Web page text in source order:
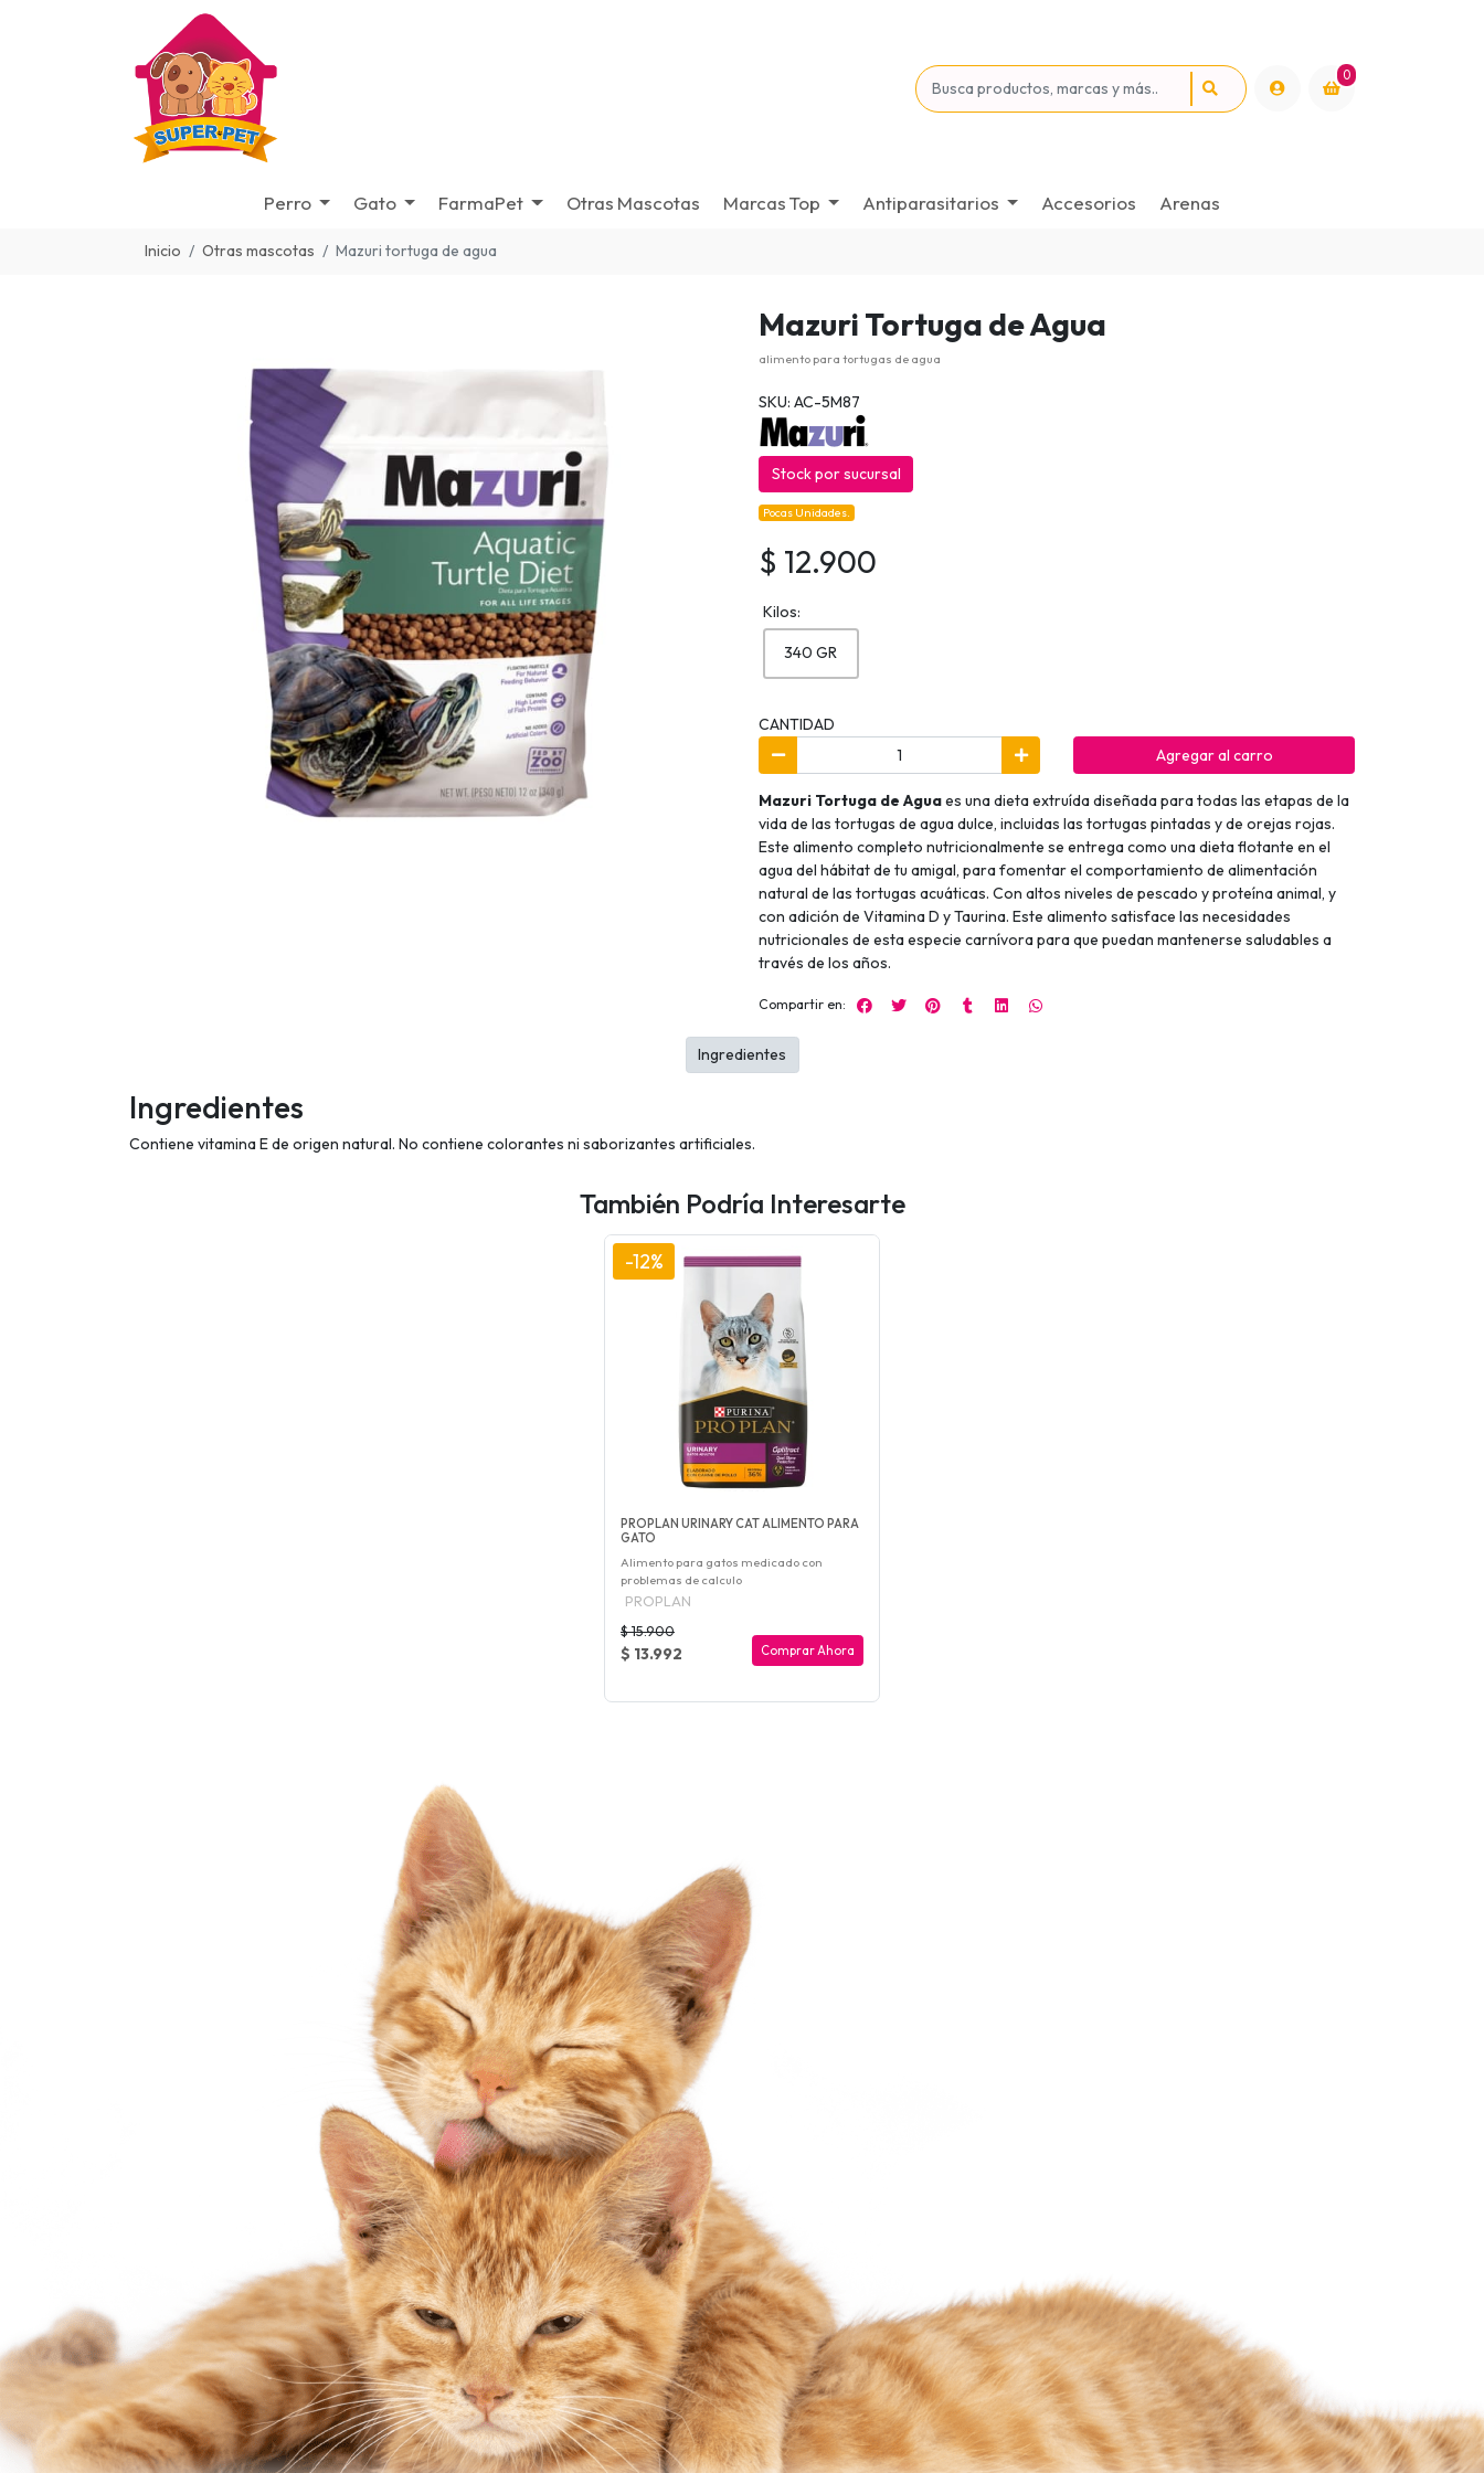
0
Perro Gato FarmaPet Otras Mascotas Marcas Top Antiparasitarios Accesorios Arenas
Inicio Otras mascotas Mazuri tortuga de agua
Mazuri Tortuga de Agua
alimento para tortugas de agua
SKU: AC-5M87
Stock por sucursal
Pocas Unidades.
$ 12.900
Kilos:
340 GR
CANTIDAD
Agregar al carro
Mazuri Tortuga de Aguaes una dieta extruída diseñada para todas las etapas de la
vida de las tortugas de agua dulce, incluidas las tortugas pintadas y de orejas rojas.
Este alimento completo nutricionalmente se entrega como una dieta flotante en el
agua del hábitat de tu amigal, para fomentar el comportamiento de alimentación
natural de las tortugas acuáticas. Con altos niveles de pescado y proteína animal, y
con adición de Vitamina D y Taurina. Este alimento satisface las necesidades
nutricionales de esta especie carnívora para que puedan mantenerse saludables a
través de los años.
Compartir en:
Ingredientes
Contiene vitamina E de origen natural. No contiene colorantes ni saborizantes artificiales.
Ingredientes
También Podría Interesarte
-12%
PROPLAN URINARY CAT ALIMENTO PARA
GATO
Alimento para gatos medicado con
problemas de calculo
PROPLAN
$ 15.900
$ 13.992 Comprar Ahora